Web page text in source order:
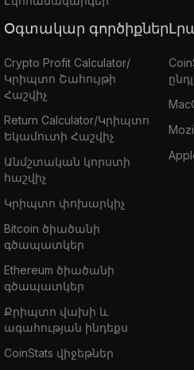
Օգտակար գործիքներ
Crypto Profit Calculator/
Կրիպտո Շահույթի
Հաշվիչ
Return Calculator/Կրիպտո
Եկամուտի Հաշվիչ
Անմշտական կորստի
հաշվիչ
Կրիպտո փոխարկիչ
Bitcoin ծիածանի
գծապատկեր
Ethereum ծիածանի
գծապատկեր
Քրիպտո վախի և
ագահության ինդեքս
CoinStats վիջեթներ